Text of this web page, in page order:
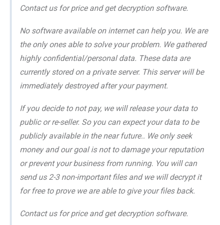
Contact us for price and get decryption software.
No software available on internet can help you. We are
the only ones able to solve your problem. We gathered
highly confidential/personal data. These data are
currently stored on a private server. This server will be
immediately destroyed after your payment.
If you decide to not pay, we will release your data to
public or re-seller. So you can expect your data to be
publicly available in the near future.. We only seek
money and our goal is not to damage your reputation
or prevent your business from running. You will can
send us 2-3 non-important files and we will decrypt it
for free to prove we are able to give your files back.
Contact us for price and get decryption software.